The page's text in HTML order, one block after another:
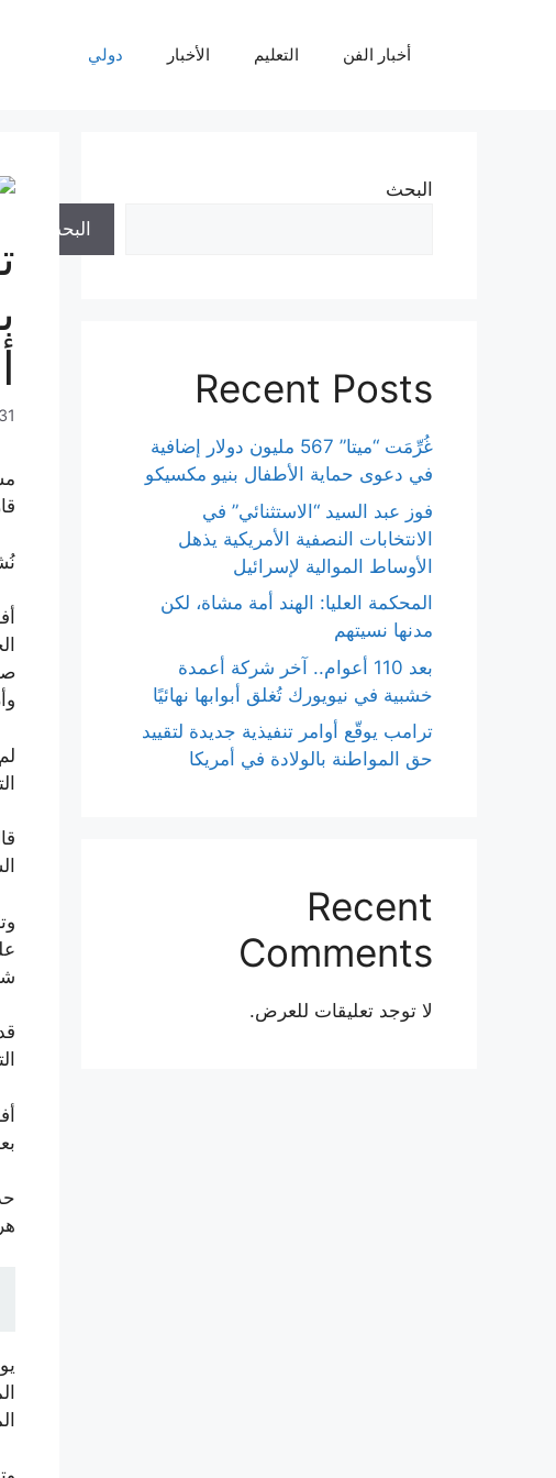
أخبار الفن التعليم الأخبار دولي
31 مايو 2026
نُشر
البحث
البحث
Recent Posts
غُرِّمَت “ميتا” 567 مليون دولار إضافية
في دعوى حماية الأطفال بنيو مكسيكو
فوز عبد السيد “الاستثنائي” في
الانتخابات النصفية الأمريكية يذهل
الأوساط الموالية لإسرائيل
المحكمة العليا: الهند أمة مشاة، لكن
مدنها نسيتهم
بعد 110 أعوام.. آخر شركة أعمدة
خشبية في نيويورك تُغلق أبوابها نهائيًا
ترامب يوقّع أوامر تنفيذية جديدة لتقييد
حق المواطنة بالولادة في أمريكا
Recent
Comments
لا توجد تعليقات للعرض.